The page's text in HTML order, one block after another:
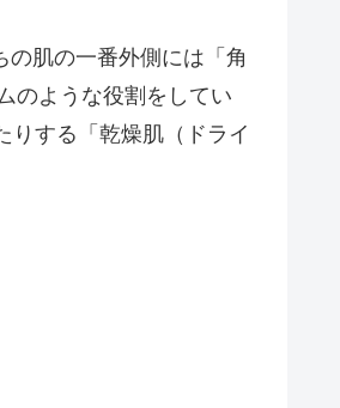
の肌の一番外側には「角
のような役割をしてい
りする「乾燥肌（ドライ